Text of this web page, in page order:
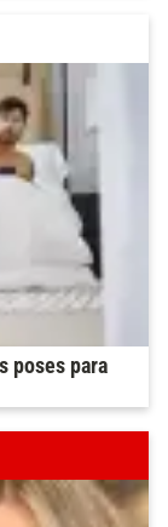
poses para